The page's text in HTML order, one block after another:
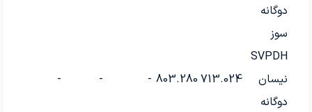
دوگانه
سوز
SVPDH
نیسان
دوگانه
713.024
803.280
-
-
-